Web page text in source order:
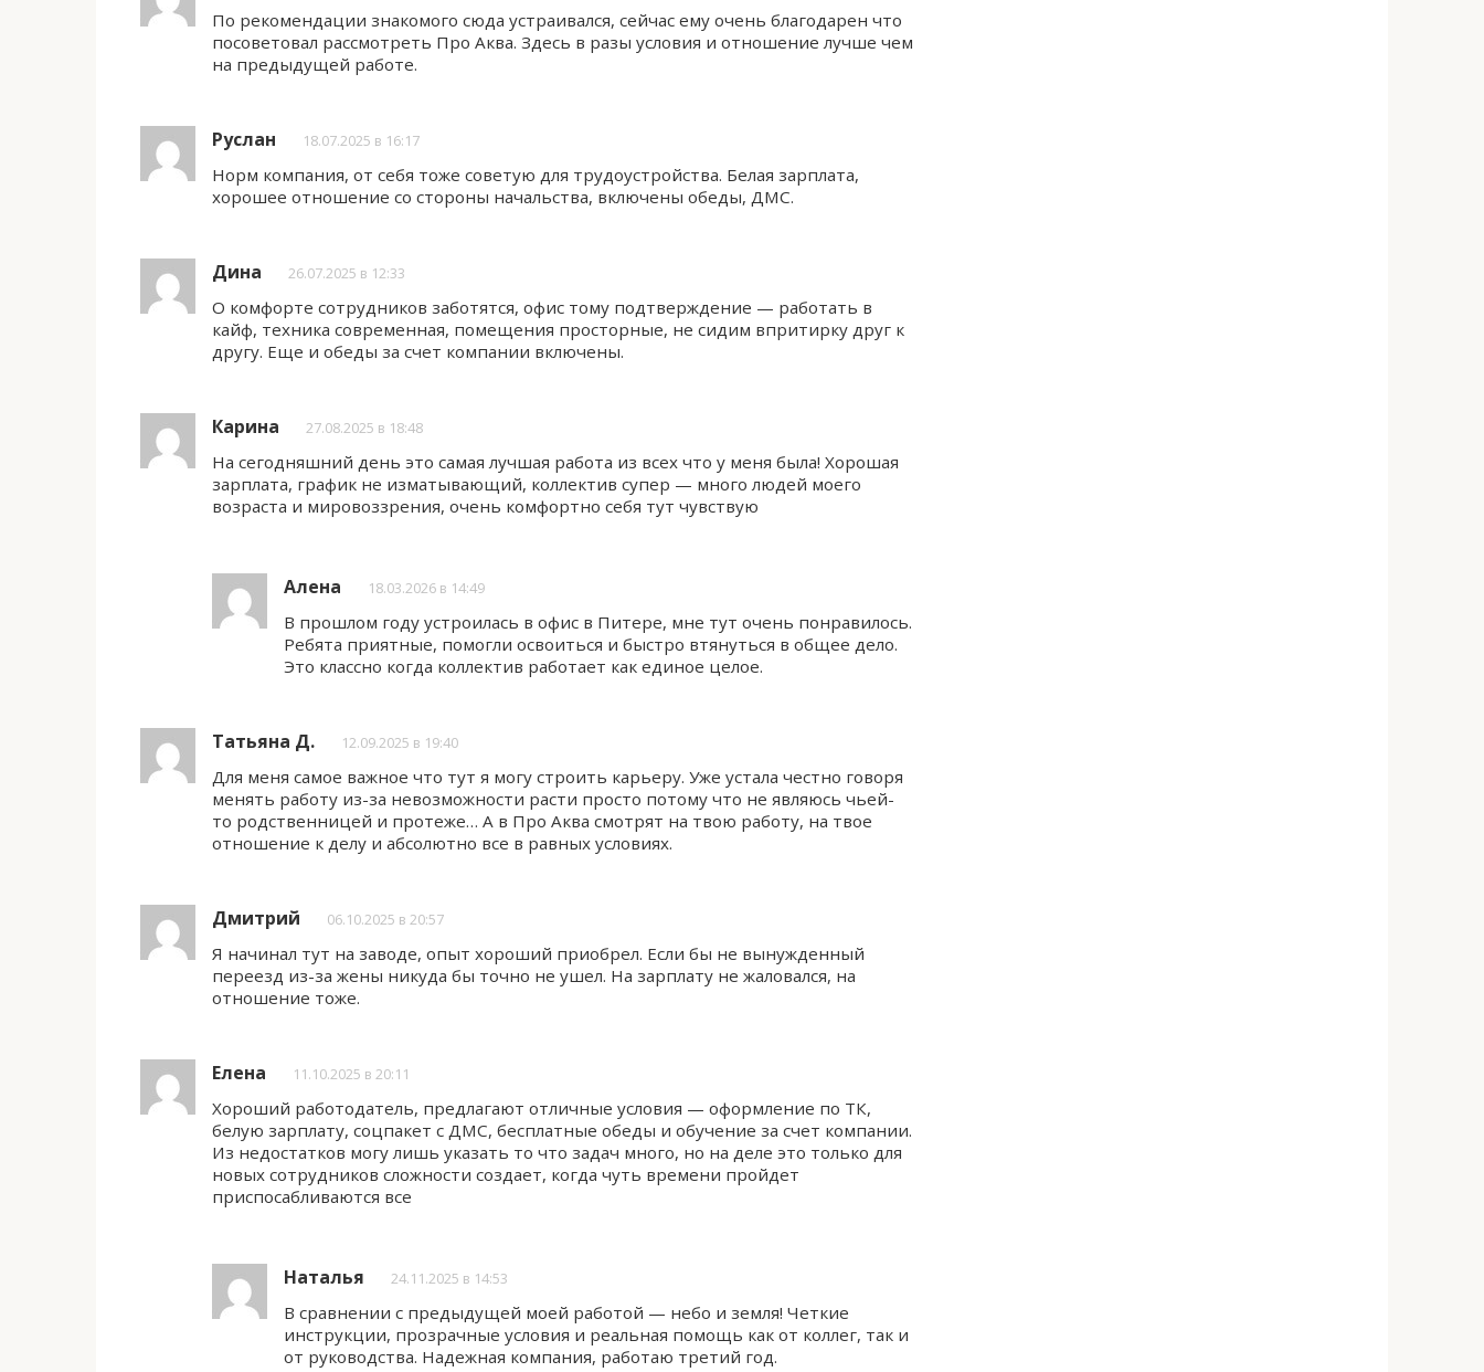
По рекомендации знакомого сюда устраивался, сейчас ему очень благодарен что
посоветовал рассмотреть Про Аква. Здесь в разы условия и отношение лучше чем
на предыдущей работе.
Руслан 18.07.2025 в 16:17
Норм компания, от себя тоже советую для трудоустройства. Белая зарплата,
хорошее отношение со стороны начальства, включены обеды, ДМС.
Дина 26.07.2025 в 12:33
О комфорте сотрудников заботятся, офис тому подтверждение — работать в
кайф, техника современная, помещения просторные, не сидим впритирку друг к
другу. Еще и обеды за счет компании включены.
Карина 27.08.2025 в 18:48
На сегодняшний день это самая лучшая работа из всех что у меня была! Хорошая
зарплата, график не изматывающий, коллектив супер — много людей моего
возраста и мировоззрения, очень комфортно себя тут чувствую
Алена 18.03.2026 в 14:49
В прошлом году устроилась в офис в Питере, мне тут очень понравилось.
Ребята приятные, помогли освоиться и быстро втянуться в общее дело.
Это классно когда коллектив работает как единое целое.
Татьяна Д. 12.09.2025 в 19:40
Для меня самое важное что тут я могу строить карьеру. Уже устала честно говоря
менять работу из-за невозможности расти просто потому что не являюсь чьей-
то родственницей и протеже… А в Про Аква смотрят на твою работу, на твое
отношение к делу и абсолютно все в равных условиях.
Дмитрий 06.10.2025 в 20:57
Я начинал тут на заводе, опыт хороший приобрел. Если бы не вынужденный
переезд из-за жены никуда бы точно не ушел. На зарплату не жаловался, на
отношение тоже.
Елена 11.10.2025 в 20:11
Хороший работодатель, предлагают отличные условия — оформление по ТК,
белую зарплату, соцпакет с ДМС, бесплатные обеды и обучение за счет компании.
Из недостатков могу лишь указать то что задач много, но на деле это только для
новых сотрудников сложности создает, когда чуть времени пройдет
приспосабливаются все
Наталья 24.11.2025 в 14:53
В сравнении с предыдущей моей работой — небо и земля! Четкие
инструкции, прозрачные условия и реальная помощь как от коллег, так и
от руководства. Надежная компания, работаю третий год.